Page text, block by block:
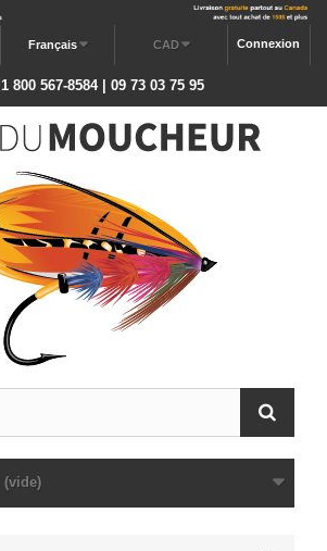
Connexion
CAD
Français
1 800 567-8584 | 09 73 03 75 95
(vide)